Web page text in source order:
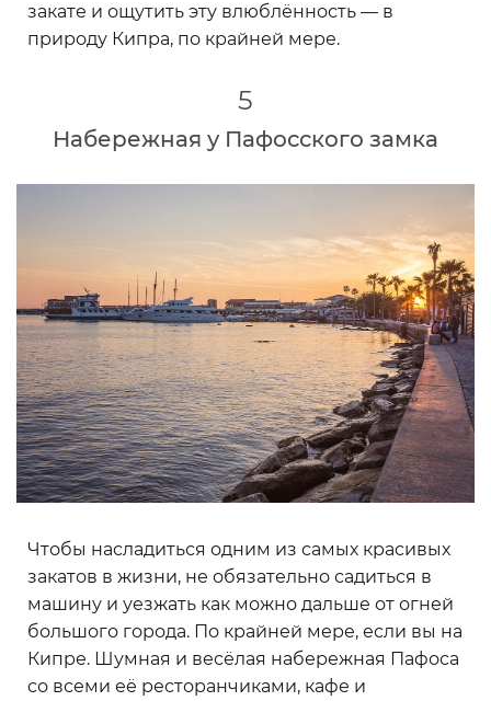
закате и ощутить эту влюблённость — в
природу Кипра, по крайней мере.
5
Набережная у Пафосского замка
Чтобы насладиться одним из самых красивых
закатов в жизни, не обязательно садиться в
машину и уезжать как можно дальше от огней
большого города. По крайней мере, если вы на
Кипре. Шумная и весёлая набережная Пафоса
со всеми её ресторанчиками, кафе и